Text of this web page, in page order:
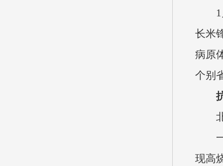
长米
病原
个别
现高